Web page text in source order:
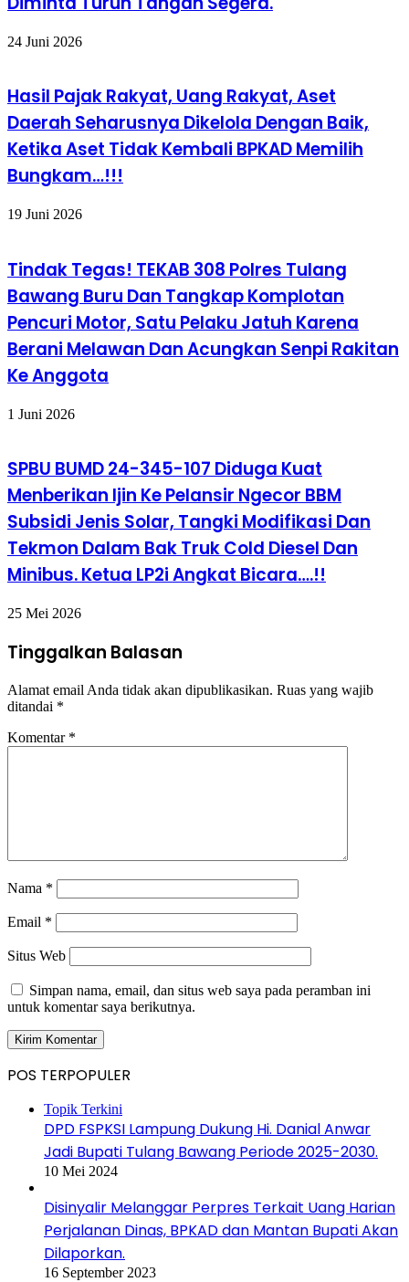
24 Juni 2026
Hasil Pajak Rakyat, Uang Rakyat, Aset
Daerah Seharusnya Dikelola Dengan Baik,
Ketika Aset Tidak Kembali BPKAD Memilih
Bungkam…!!!
19 Juni 2026
Tindak Tegas! TEKAB 308 Polres Tulang
Bawang Buru Dan Tangkap Komplotan
Pencuri Motor, Satu Pelaku Jatuh Karena
Berani Melawan Dan Acungkan Senpi Rakitan
Ke Anggota
1 Juni 2026
SPBU BUMD 24-345-107 Diduga Kuat
Menberikan Ijin Ke Pelansir Ngecor BBM
Subsidi Jenis Solar, Tangki Modifikasi Dan
Tekmon Dalam Bak Truk Cold Diesel Dan
Minibus. Ketua LP2i Angkat Bicara….!!
25 Mei 2026
Tinggalkan Balasan
Alamat email Anda tidak akan dipublikasikan. Ruas yang wajib
ditandai *
Komentar *
Nama *
Email *
Situs Web
Simpan nama, email, dan situs web saya pada peramban ini
untuk komentar saya berikutnya.
POS TERPOPULER
Topik Terkini
DPD FSPKSI Lampung Dukung Hi. Danial Anwar
Jadi Bupati Tulang Bawang Periode 2025-2030.
10 Mei 2024
Disinyalir Melanggar Perpres Terkait Uang Harian
Perjalanan Dinas, BPKAD dan Mantan Bupati Akan
Dilaporkan.
16 September 2023